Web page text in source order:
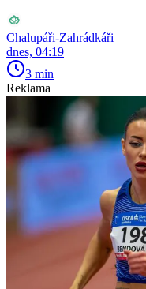
Chalupáři-Zahrádkáři
dnes, 04:19
3 min
Reklama